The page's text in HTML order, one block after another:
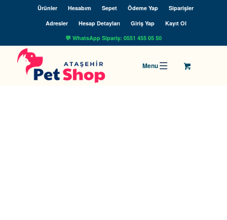
Ürünler Hesabım Sepet Ödeme Yap
Siparişler
Adresler
Hesap Detayları Giriş Yap
Kayıt Ol
💬 WhatsApp Sipariş: 0551 455 05 50